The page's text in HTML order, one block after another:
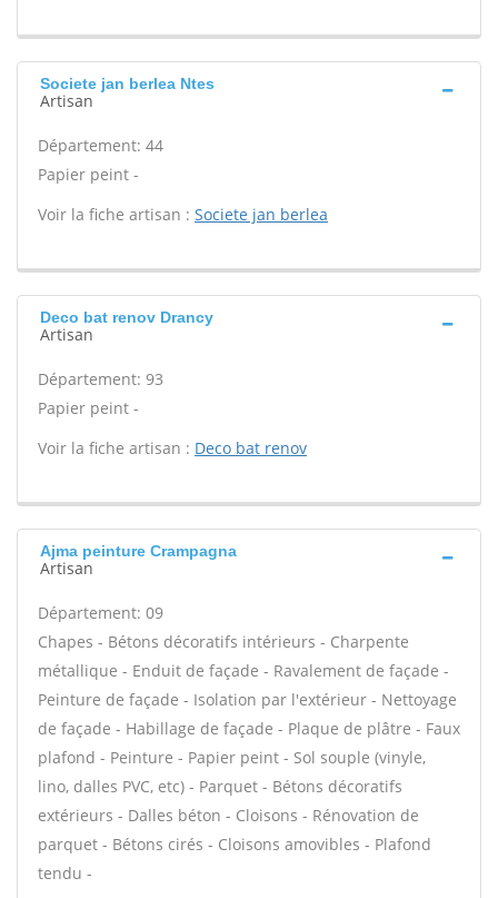
Societe jan berlea Ntes
Artisan
Département: 44
Papier peint -
Voir la fiche artisan : Societe jan berlea
Deco bat renov Drancy
Artisan
Département: 93
Papier peint -
Voir la fiche artisan : Deco bat renov
Ajma peinture Crampagna
Artisan
Département: 09
Chapes - Bétons décoratifs intérieurs - Charpente
métallique - Enduit de façade - Ravalement de façade -
Peinture de façade - Isolation par l'extérieur - Nettoyage
de façade - Habillage de façade - Plaque de plâtre - Faux
plafond - Peinture - Papier peint - Sol souple (vinyle,
lino, dalles PVC, etc) - Parquet - Bétons décoratifs
extérieurs - Dalles béton - Cloisons - Rénovation de
parquet - Bétons cirés - Cloisons amovibles - Plafond
tendu -